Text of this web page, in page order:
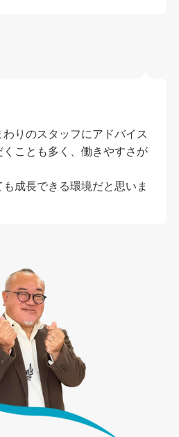
りのスタッフにアドバイス
ことも多く、働きやすさが
成長できる環境だと思いま